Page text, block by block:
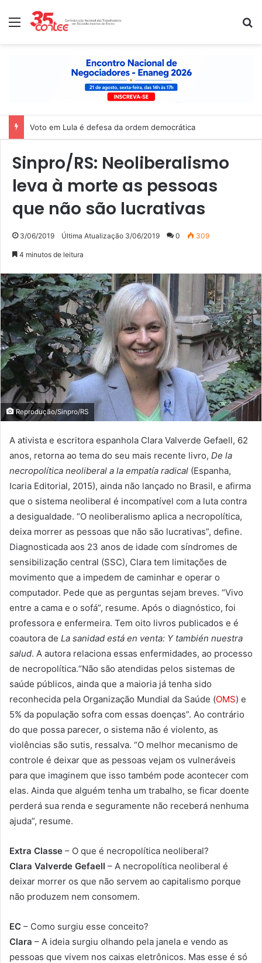
Menu
Nota de solidariedade ao povo venezuelano
Sinpro/RS: Neoliberalismo
leva à morte as pessoas
que não são lucrativas
3/06/2019 Última Atualização 3/06/2019 0 309
4 minutos de leitura
Reprodução/Sinpro/RS
A ativista e escritora espanhola Clara Valverde Gefaell, 62
anos, retorna ao tema do seu mais recente livro, De la
necropolítica neoliberal a la empatía radical (Espanha,
Icaria Editorial, 2015), ainda não lançado no Brasil, e afirma
que o sistema neoliberal é incompatível com a luta contra
a desigualdade. “O neoliberalismo aplica a necropolítica,
deixa morrer as pessoas que não são lucrativas”, define.
Diagnosticada aos 23 anos de idade com síndromes de
sensibilização central (SSC), Clara tem limitações de
movimento que a impedem de caminhar e operar o
computador. Pede que as perguntas sejam breves. “Vivo
entre a cama e o sofá”, resume. Após o diagnóstico, foi
professora e enfermeira. Tem oito livros publicados e é
coautora de La sanidad está en venta: Y también nuestra
salud. A autora relaciona essas enfermidades, ao processo
de necropolítica.“Não são atendidas pelos sistemas de
saúde públicos, ainda que a maioria já tenha sido
reconhecida pela Organização Mundial da Saúde (OMS) e
5% da população sofra com essas doenças”. Ao contrário
do que possa parecer, o sistema não é violento, as
violências são sutis, ressalva. “O melhor mecanismo de
controle é deixar que as pessoas vejam os vulneráveis
para que imaginem que isso também pode acontecer com
elas. Ainda que alguém tenha um trabalho, se ficar doente
perderá sua renda e seguramente não receberá nenhuma
ajuda”, resume.
Extra Classe – O que é necropolítica neoliberal?
Clara Valverde Gefaell – A necropolítica neoliberal é
deixar morrer os que não servem ao capitalismo porque
não produzem nem consomem.
EC – Como surgiu esse conceito?
Clara – A ideia surgiu olhando pela janela e vendo as
pessoas que vivem nos caixas eletrônicos. Mas esse é só